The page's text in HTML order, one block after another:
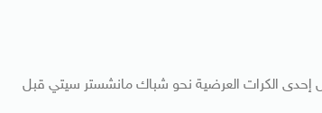
بعد أن حول إحدى الكرات العرضية نحو شباك مانشستر سيتي قبل